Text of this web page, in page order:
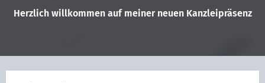
Herzlich willkommen auf meiner neuen Kanzleipräsenz